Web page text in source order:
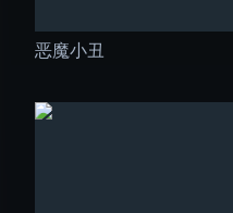
恶魔小丑